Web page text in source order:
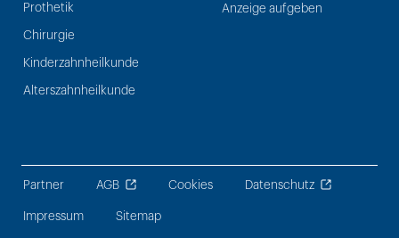
Prothetik
Chirurgie
Kinderzahnheilkunde
Alterszahnheilkunde
Anzeige aufgeben
Partner AGB Cookies Datenschutz
Impressum Sitemap